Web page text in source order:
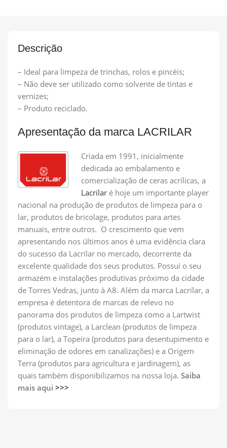
Descrição
– Ideal para limpeza de trinchas, rolos e pincéis;
– Não deve ser utilizado como solvente de tintas e
vernizes;
– Produto reciclado.
Apresentação da marca LACRILAR
Criada em 1991, inicialmente
dedicada ao embalamento e
comercialização de ceras acrílicas, a
Lacrilar é hoje um importante player
nacional na produção de produtos de limpeza para o
lar, produtos de bricolage, produtos para artes
manuais, entre outros. O crescimento que vem
apresentando nos últimos anos é uma evidência clara
do sucesso da Lacrilar no mercado, decorrente da
excelente qualidade dos seus produtos. Possui o seu
armazém e instalações produtivas próximo da cidade
de Torres Vedras, junto à A8. Além da marca Lacrilar, a
empresa é detentora de marcas de relevo no
panorama dos produtos de limpeza como a Lartwist
(produtos vintage), a Larclean (produtos de limpeza
para o lar), a Topeira (produtos para desentupimento e
eliminação de odores em canalizações) e a Origem
Terra (produtos para agricultura e jardinagem), as
quais também disponibilizamos na nossa loja. Saiba
mais aqui >>>